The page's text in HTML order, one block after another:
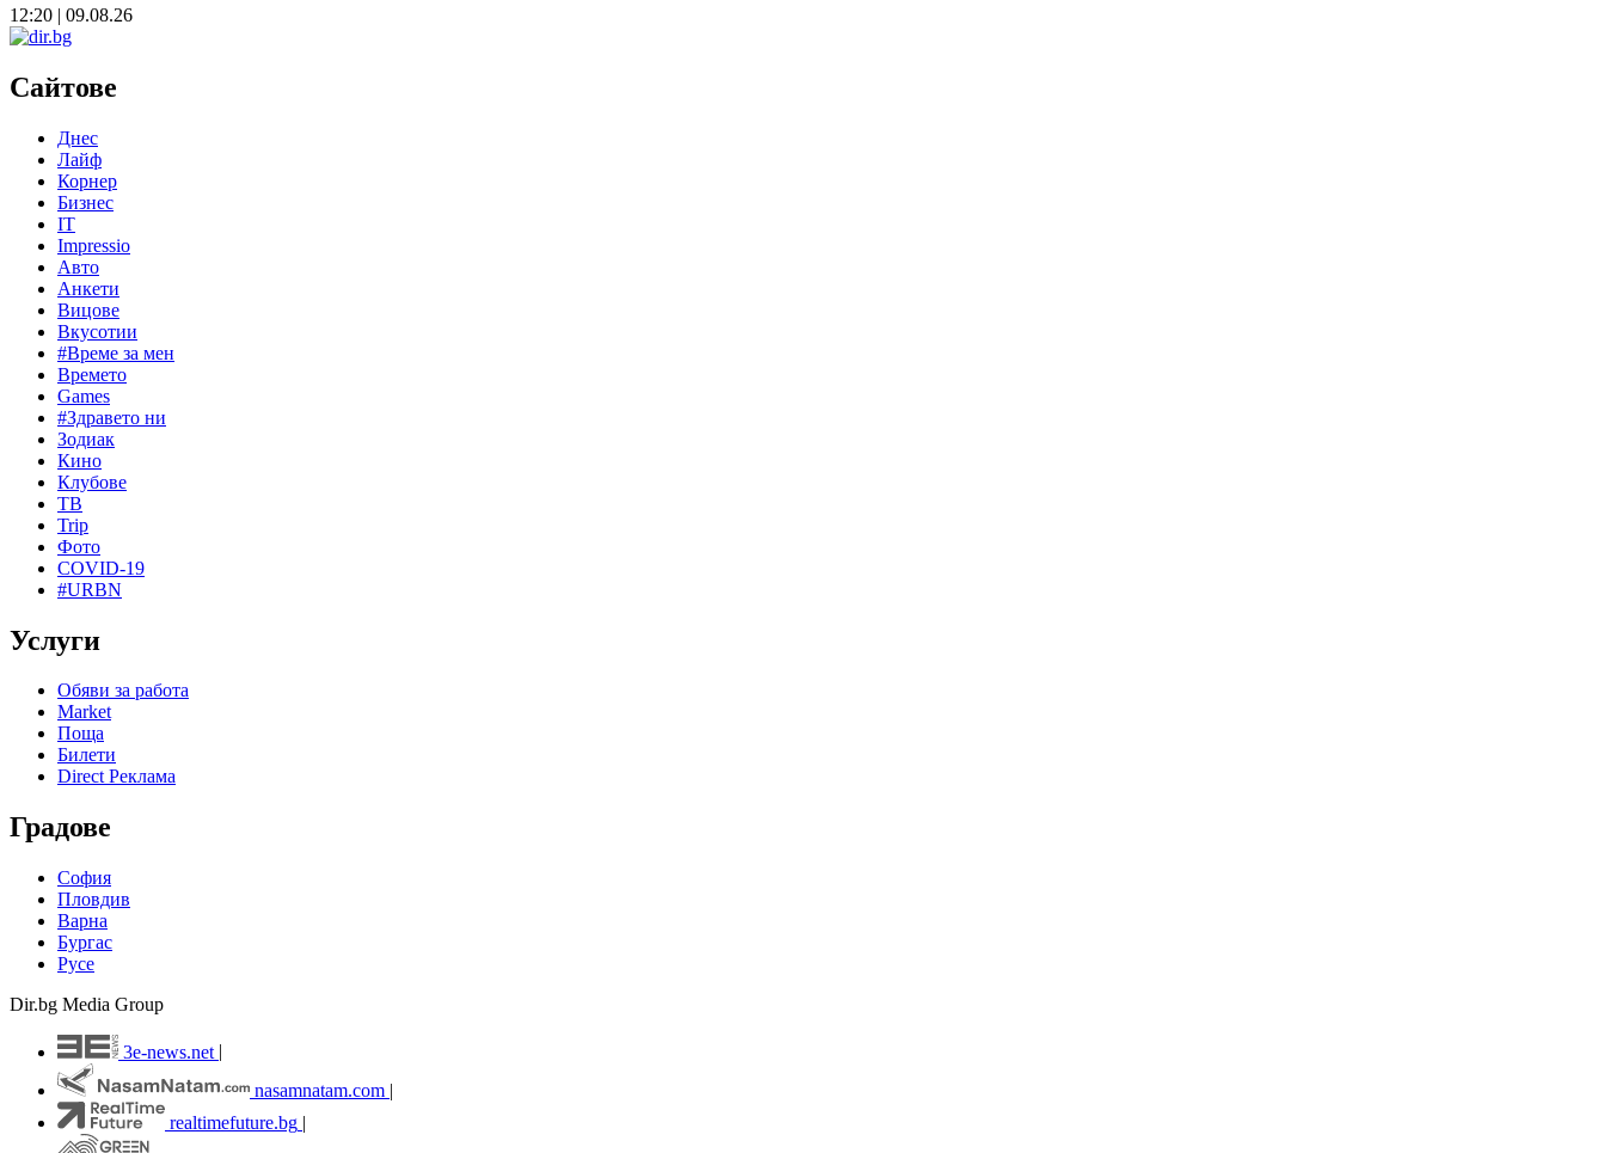
12:20 | 09.08.26
Сайтове
Днес
Лайф
Корнер
Бизнес
IT
Impressio
Авто
Анкети
Вицове
Вкусотии
#Време за мен
Времето
Games
#Здравето ни
Зодиак
Кино
Клубове
ТВ
Trip
Фото
COVID-19
#URBN
Услуги
Обяви за работа
Market
Поща
Билети
Direct Реклама
Градове
София
Пловдив
Варна
Бургас
Русе
Dir.bg Media Group
3e-news.net
nasamnatam.com |
realtimefuture.bg |